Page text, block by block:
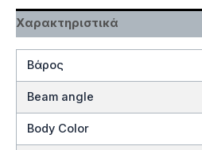
Χαρακτηριστικά
Βάρος
Beam angle
Body Color